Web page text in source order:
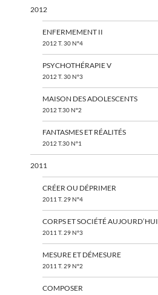
2012
ENFERMEMENT II
2012 T. 30 N°4
PSYCHOTHÉRAPIE V
2012 T. 30 N°3
MAISON DES ADOLESCENTS
2012 T.30 N°2
FANTASMES ET RÉALITÉS
2012 T.30 N°1
2011
CRÉER OU DÉPRIMER
2011 T. 29 N°4
CORPS ET SOCIÉTÉ AUJOURD’HUI
2011 T. 29 N°3
MESURE ET DÉMESURE
2011 T. 29 N°2
COMPOSER